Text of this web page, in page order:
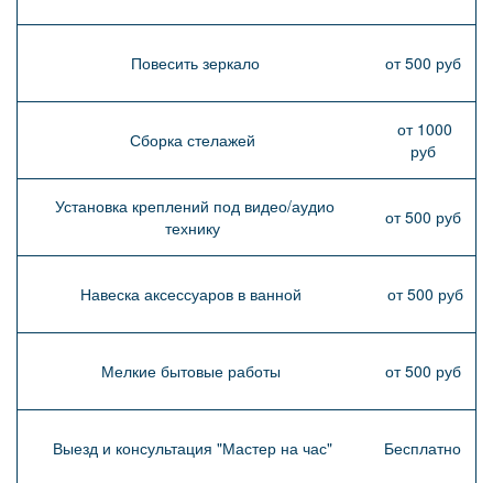
Повесить зеркало от 500 руб
Сборка стелажей
от 1000
руб
Установка креплений под видео/аудио
технику
от 500 руб
Навеска аксессуаров в ванной от 500 руб
Мелкие бытовые работы от 500 руб
Выезд и консультация "Мастер на час" Бесплатно